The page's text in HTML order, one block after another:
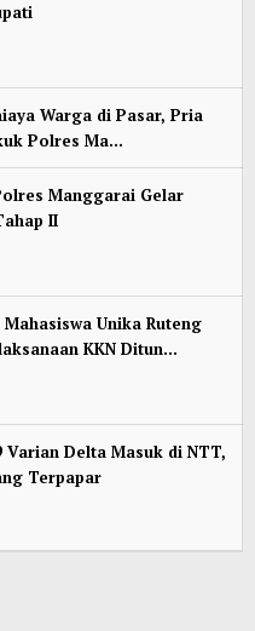
Warga di Pasar, Pria
Polres Ma…
Manggarai Gelar
II
Unika Ruteng
KKN Ditun…
Varian Delta Masuk di NTT,
Terpapar